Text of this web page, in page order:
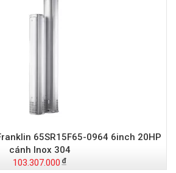
65SR15F65-0964 6inch 20HP
cánh Inox 304
103.307.000